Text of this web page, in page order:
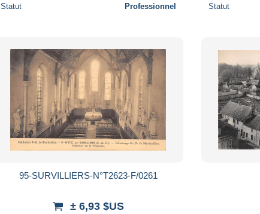
Statut Professionnel Statut
95-SURVILLIERS-N°T2623-F/0261
± 6,93 $US